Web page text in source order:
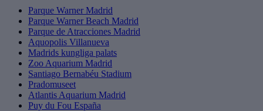
Parque Warner Madrid
Parque Warner Beach Madrid
Parque de Atracciones Madrid
Aquopolis Villanueva
Madrids kungliga palats
Zoo Aquarium Madrid
Santiago Bernabéu Stadium
Pradomuseet
Atlantis Aquarium Madrid
Puy du Fou España